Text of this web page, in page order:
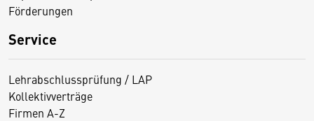
Förderungen
Service
Lehrabschlussprüfung / LAP
Kollektivverträge
Firmen A-Z